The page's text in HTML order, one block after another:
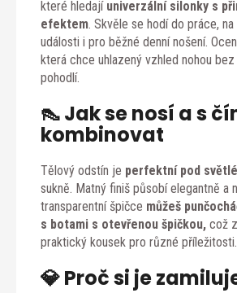
které hledají univerzální silonky s
efektem. Skvěle se hodí do práce,
události i pro běžné denní nošení.
která chce uhlazený vzhled nohou
pohodlí.
👠 Jak se nosí a s
kombinovat
Tělový odstín je perfektní pod
sukně. Matný finiš působí elegantně a
transparentní špičce můžeš
s botami s otevřenou špičkou, což
praktický kousek pro různé příležitosti.
💎 Proč si je